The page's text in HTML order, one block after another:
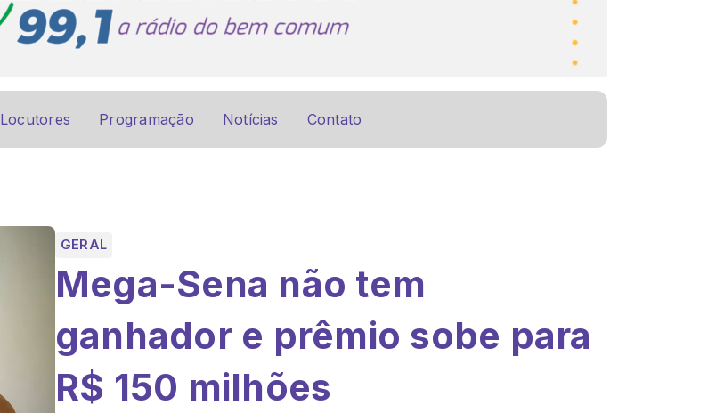
Locutores Programação Notícias Contato
GERAL
Mega-Sena não tem
ganhador e prêmio sobe para
R$ 150 milhões